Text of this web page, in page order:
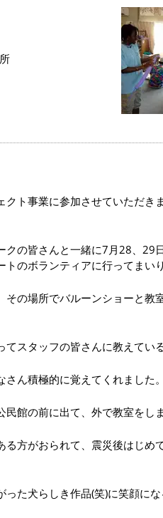
ト事業に参加させていただき
クの皆さんと一緒に7月28、29
のボランティアに行ってまいり
の場所でバルーンショーと教
スタッフの皆さんに教えてい
ん積極的に覚えてくれました。
館の前に出て、外で教室をしま
方がおられて、震災後はじめ
た犬らしき作品(笑)に笑顔にな